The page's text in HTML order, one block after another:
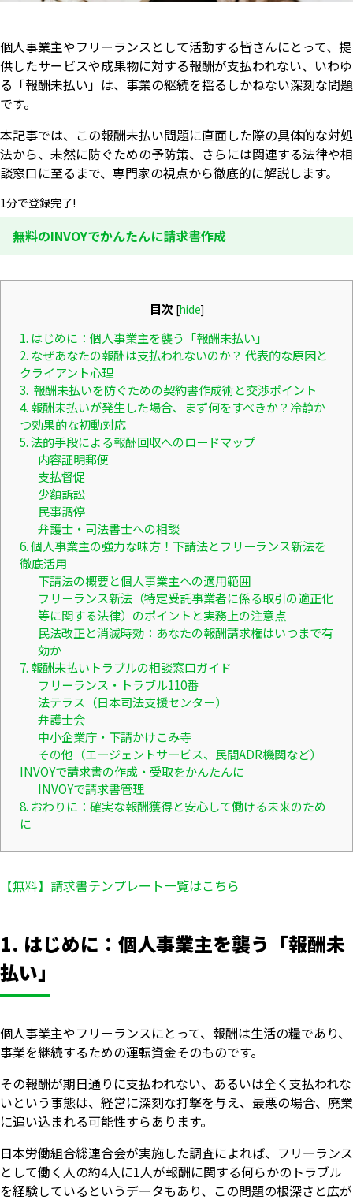
個人事業主やフリーランスとして活動する皆さんにとって、提
供したサービスや成果物に対する報酬が支払われない、いわゆ
る「報酬未払い」は、事業の継続を揺るしかねない深刻な問題
です。
本記事では、この報酬未払い問題に直面した際の具体的な対処
法から、未然に防ぐための予防策、さらには関連する法律や相
談窓口に至るまで、専門家の視点から徹底的に解説します。
1分で登録完了!
無料のINVOYでかんたんに請求書作成
目次 [hide]
1. はじめに：個人事業主を襲う「報酬未払い」
2. なぜあなたの報酬は支払われないのか？ 代表的な原因と
クライアント心理
3. 報酬未払いを防ぐための契約書作成術と交渉ポイント
4. 報酬未払いが発生した場合、まず何をすべきか？冷静か
つ効果的な初動対応
5. 法的手段による報酬回収へのロードマップ
内容証明郵便
支払督促
少額訴訟
民事調停
弁護士・司法書士への相談
6. 個人事業主の強力な味方！下請法とフリーランス新法を
徹底活用
下請法の概要と個人事業主への適用範囲
フリーランス新法（特定受託事業者に係る取引の適正化
等に関する法律）のポイントと実務上の注意点
民法改正と消滅時効：あなたの報酬請求権はいつまで有
効か
7. 報酬未払いトラブルの相談窓口ガイド
フリーランス・トラブル110番
法テラス（日本司法支援センター）
弁護士会
中小企業庁・下請かけこみ寺
その他（エージェントサービス、民間ADR機関など）
INVOYで請求書の作成・受取をかんたんに
INVOYで請求書管理
8. おわりに：確実な報酬獲得と安心して働ける未来のため
に
【無料】請求書テンプレート一覧はこちら
1. はじめに：個人事業主を襲う「報酬未
払い」
個人事業主やフリーランスにとって、報酬は生活の糧であり、
事業を継続するための運転資金そのものです。
その報酬が期日通りに支払われない、あるいは全く支払われな
いという事態は、経営に深刻な打撃を与え、最悪の場合、廃業
に追い込まれる可能性すらあります。
日本労働組合総連合会が実施した調査によれば、フリーランス
として働く人の約4人に1人が報酬に関する何らかのトラブル
を経験しているというデータもあり、この問題の根深さと広が